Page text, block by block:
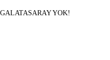
GALATASARAY YOK!